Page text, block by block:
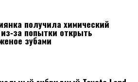
получила химический
попытки открыть
зубами